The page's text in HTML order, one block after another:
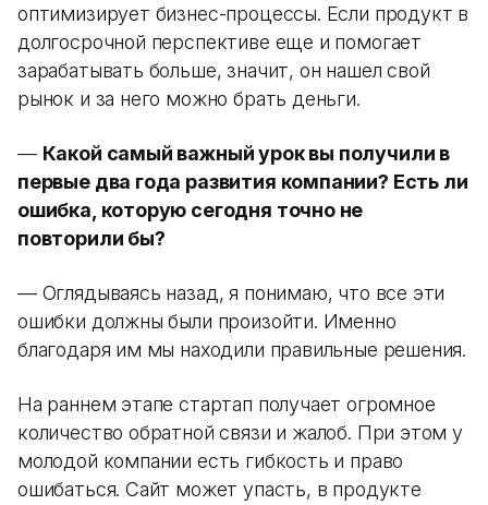
оптимизирует бизнес-процессы. Если продукт в
долгосрочной перспективе еще и помогает
зарабатывать больше, значит, он нашел свой
рынок и за него можно брать деньги.
— Какой самый важный урок вы получили в
первые два года развития компании? Есть ли
ошибка, которую сегодня точно не
повторили бы?
— Оглядываясь назад, я понимаю, что все эти
ошибки должны были произойти. Именно
благодаря им мы находили правильные решения.
На раннем этапе стартап получает огромное
количество обратной связи и жалоб. При этом у
молодой компании есть гибкость и право
ошибаться. Сайт может упасть, в продукте